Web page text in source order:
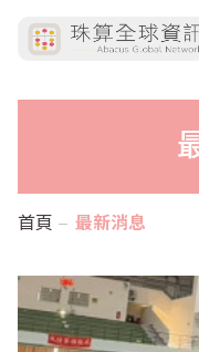
首頁 最新消息